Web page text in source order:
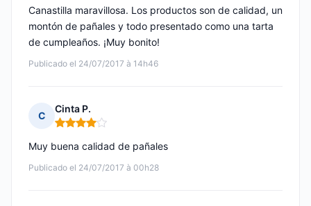
Publicado el 24/07/2017 à 14h46
Canastilla maravillosa. Los productos son de calidad, un
montón de pañales y todo presentado como una tarta
de cumpleaños. ¡Muy bonito!
C
Cinta P.
Nota: 4 de 5
Publicado el 24/07/2017 à 00h28
Muy buena calidad de pañales